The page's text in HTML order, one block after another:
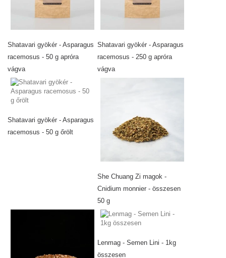
Shatavari gyökér - Asparagus
racemosus - 50 g apróra
vágva
Shatavari gyökér - Asparagus
racemosus - 250 g apróra
vágva
Shatavari gyökér - Asparagus
racemosus - 50 g őrölt
She Chuang Zi magok -
Cnidium monnier - összesen
50 g
Lenmag - Semen Lini - 1kg
összesen